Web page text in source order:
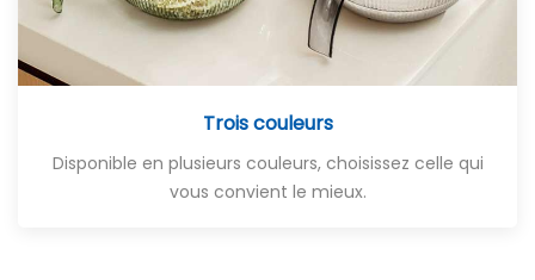
Trois couleurs
Disponible en plusieurs couleurs, choisissez celle qui
vous convient le mieux.